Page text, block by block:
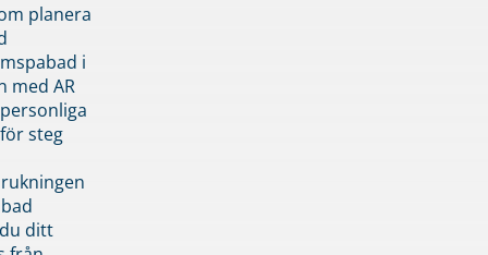
planera
i
med AR
steg
ditt